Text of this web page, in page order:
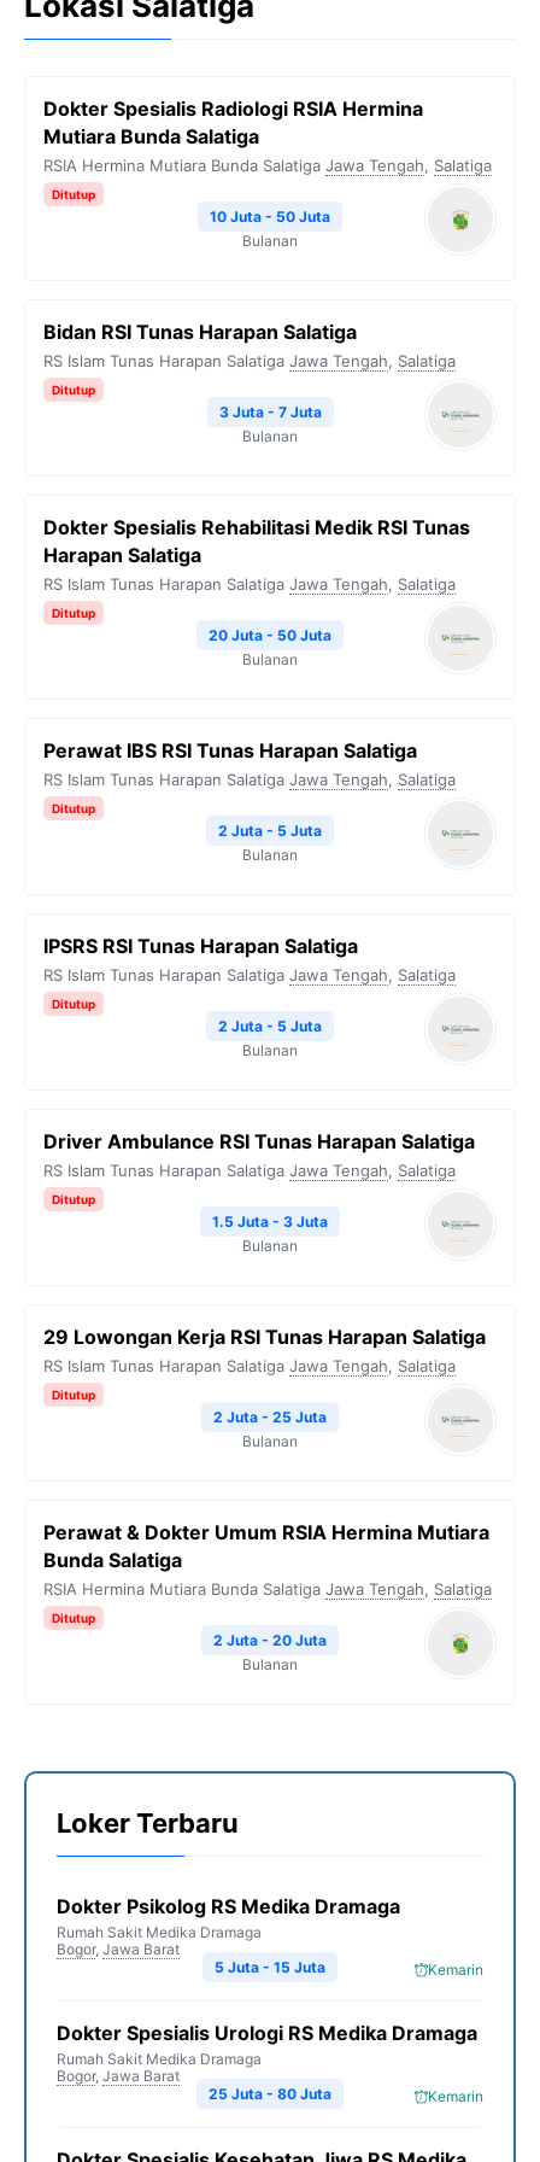
Dokter Spesialis Radiologi RSIA Hermina
Mutiara Bunda Salatiga
RSIA Hermina Mutiara Bunda Salatiga Jawa Tengah, Salatiga
Ditutup
10 Juta - 50 Juta
Bulanan
Bidan RSI Tunas Harapan Salatiga
RS Islam Tunas Harapan Salatiga Jawa Tengah, Salatiga
Ditutup
3 Juta - 7 Juta
Bulanan
Dokter Spesialis Rehabilitasi Medik RSI Tunas
Harapan Salatiga
RS Islam Tunas Harapan Salatiga Jawa Tengah, Salatiga
Ditutup
20 Juta - 50 Juta
Bulanan
Perawat IBS RSI Tunas Harapan Salatiga
RS Islam Tunas Harapan Salatiga Jawa Tengah, Salatiga
Ditutup
2 Juta - 5 Juta
Bulanan
IPSRS RSI Tunas Harapan Salatiga
RS Islam Tunas Harapan Salatiga Jawa Tengah, Salatiga
Ditutup
2 Juta - 5 Juta
Bulanan
Driver Ambulance RSI Tunas Harapan Salatiga
RS Islam Tunas Harapan Salatiga Jawa Tengah, Salatiga
Ditutup
1.5 Juta - 3 Juta
Bulanan
29 Lowongan Kerja RSI Tunas Harapan Salatiga
RS Islam Tunas Harapan Salatiga Jawa Tengah, Salatiga
Ditutup
2 Juta - 25 Juta
Bulanan
Perawat & Dokter Umum RSIA Hermina Mutiara
Bunda Salatiga
RSIA Hermina Mutiara Bunda Salatiga Jawa Tengah, Salatiga
Ditutup
2 Juta - 20 Juta
Bulanan
Loker Terbaru
Dokter Psikolog RS Medika Dramaga
Rumah Sakit Medika Dramaga
Bogor, Jawa Barat
Kemarin
5 Juta - 15 Juta
Dokter Spesialis Urologi RS Medika Dramaga
Rumah Sakit Medika Dramaga
Bogor, Jawa Barat
Kemarin
25 Juta - 80 Juta